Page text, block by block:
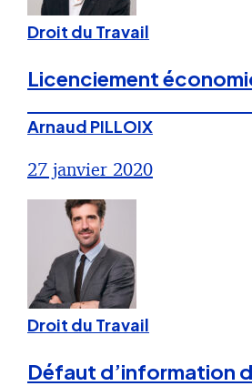
Droit du Travail
Licenciement
Arnaud PILLOIX
27 janvier 2020
Droit du Travail
Défaut d’information